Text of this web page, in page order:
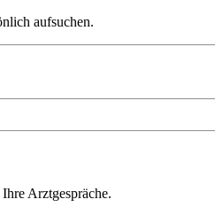
aufsuchen.
Arztgespräche.